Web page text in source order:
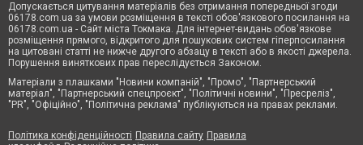
Допускається цитування матеріалів без отримання попередньої згоди
06178.com.ua за умови розміщення в тексті обов'язкового посилання на
06178.com.ua - Сайт міста Токмака. Для інтернет-видань обов'язкове
розміщення прямого, відкритого для пошукових систем гіперпосилання
на цитовані статті не нижче другого абзацу в тексті або в якості джерела.
Порушення виняткових прав переслідується Законом.
Матеріали з плашками "Новини компаній", "Промо", "Партнерський
матеріал", "Партнерський спецпроєкт", "Політичні новини", "Пресреліз",
"PR", "Офіційно", "Політична реклама" публікуються на правах реклами.
Політика конфіденційності Правила сайту Правила